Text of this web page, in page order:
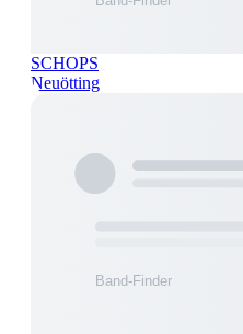
SCHOPS
Neuötting